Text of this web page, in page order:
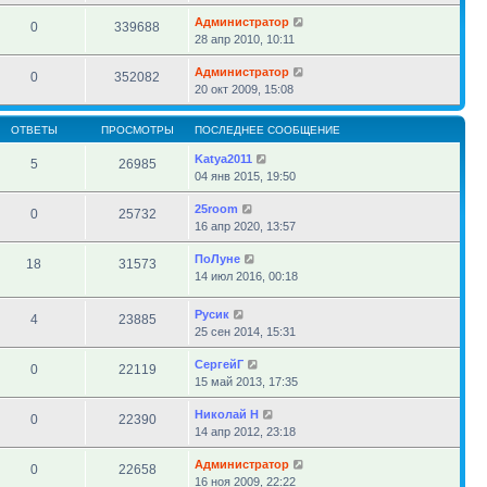
0 339688
Администратор
28 апр 2010, 10:11
0 352082
Администратор
20 окт 2009, 15:08
ОТВЕТЫ ПРОСМОТРЫ ПОСЛЕДНЕЕ СООБЩЕНИЕ
5 26985
Katya2011
04 янв 2015, 19:50
0 25732
25room
16 апр 2020, 13:57
18 31573
ПоЛуне
14 июл 2016, 00:18
4 23885
Русик
25 сен 2014, 15:31
0 22119
СергейГ
15 май 2013, 17:35
0 22390
Николай Н
14 апр 2012, 23:18
0 22658
Администратор
16 ноя 2009, 22:22